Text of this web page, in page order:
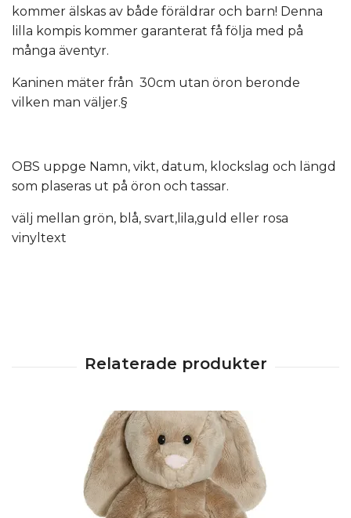
kommer älskas av både föräldrar och barn! Denna
lilla kompis kommer garanterat få följa med på
många äventyr.
Kaninen mäter från 30cm utan öron beronde
vilken man väljer.§
OBS uppge Namn, vikt, datum, klockslag och längd
som plaseras ut på öron och tassar.
välj mellan grön, blå, svart,lila,guld eller rosa
vinyltext